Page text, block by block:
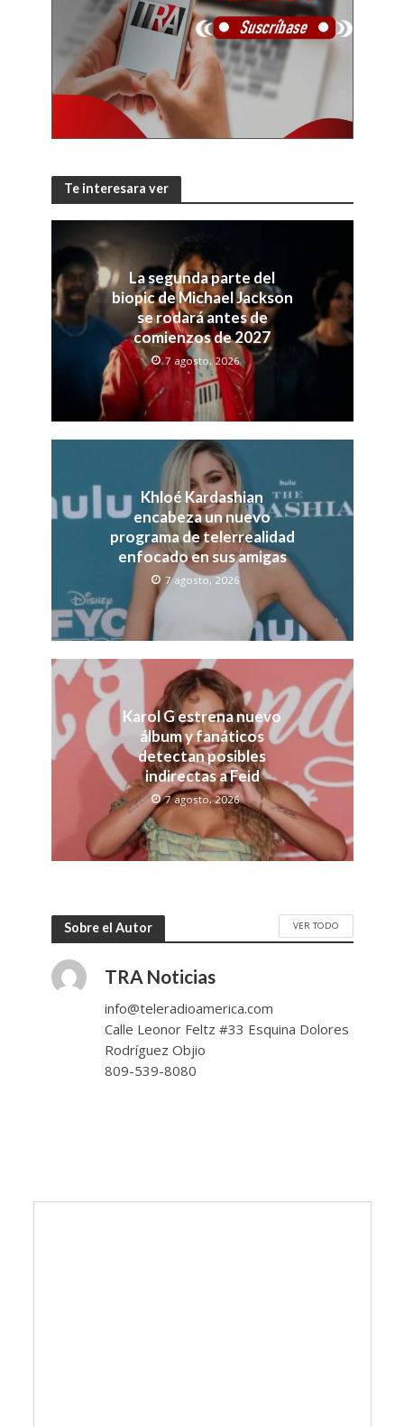
Te interesara ver
La segunda parte del
biopic de Michael Jackson
se rodará antes de
comienzos de 2027
7 agosto, 2026
Khloé Kardashian
encabeza un nuevo
programa de telerrealidad
enfocado en sus amigas
7 agosto, 2026
Karol G estrena nuevo
álbum y fanáticos
detectan posibles
indirectas a Feid
7 agosto, 2026
Sobre el Autor VER TODO
TRA Noticias
info@teleradioamerica.com
Calle Leonor Feltz #33 Esquina Dolores
Rodríguez Objio
809-539-8080